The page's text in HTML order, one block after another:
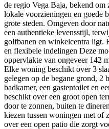
de regio Vega Baja, bekend om
lokale voorzieningen en goede
grote steden. Omgeven door
een authentieke levensstijl,
golfbanen en winkelcentra ligt.
en flexibele indelingen Deze
oppervlakte van ongeveer 142
Elke woning beschikt over 3
gelegen op de begane grond, 2
badkamer, een gastentoilet en
beschikt over een groot open
door te zonnen, buiten te
kiezen tussen woningen met of
over een open patio die zorgt